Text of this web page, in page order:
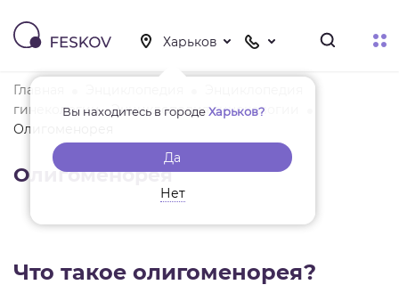
Вы находитесь в городеХарьков?
Да
Нет
Главная
гинекологии - Энциклопедия гинекологии
Олигоменорея
Олигоменорея
Что такое олигоменорея?